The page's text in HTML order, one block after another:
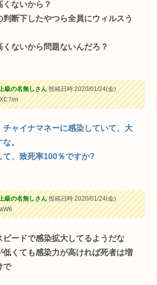
くないから？
判断下したやつら全員にウィルスう
くないから問題ないんだろ？
級の名無しさん投稿日時:2020/01/24(金)
チャイナマネーに感染していて、大
。
て、致死率100％ですか?
級の名無しさん投稿日時:2020/01/24(金)
ピードで感染拡大してるようだな
低くても感染力が高ければ死者は増
で